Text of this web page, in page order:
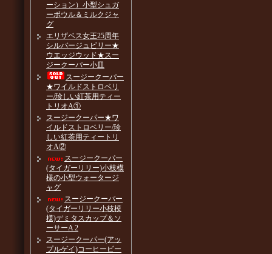
ーション）小型シュガ
ーボウル＆ミルクジャ
グ
エリザベス女王25周年
シルバージュビリー★
ウエッジウッド★スー
ジークーパー小皿
スージークーパー
★ワイルドストロベリ
ー/珍しい紅茶用ティー
トリオA①
スージークーパー★ワ
イルドストロベリー/珍
しい紅茶用ティートリ
オA②
スージークーパー
(タイガーリリー)小枝模
様の小型ウォータージ
ャグ
スージークーパー
(タイガーリリー小枝模
様)デミタスカップ＆ソ
ーサーA 2
スージークーパー(アッ
プルゲイ)コーヒービー